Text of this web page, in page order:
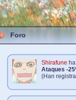
Foro
Shirafune
Ataques -
(Han